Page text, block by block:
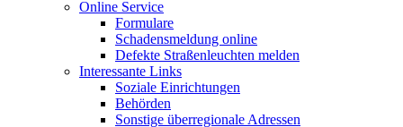
Online Service
Formulare
Schadensmeldung online
Defekte Straßenleuchten melden
Interessante Links
Soziale Einrichtungen
Behörden
Sonstige überregionale Adressen